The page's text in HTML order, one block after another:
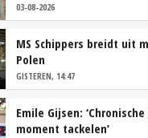
03-08-2026
MS Schippers breidt uit
Polen
GISTEREN, 14:47
Emile Gijsen:
moment tackelen’